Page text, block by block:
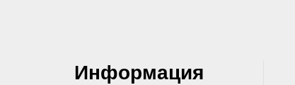
Информация